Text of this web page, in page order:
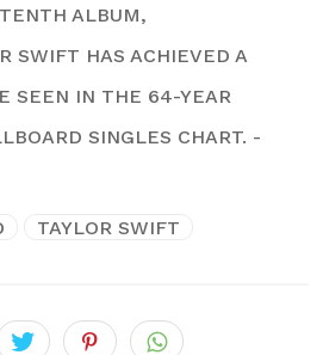
ALBUM,
SWIFT HAS ACHIEVED A
SEEN IN THE 64-YEAR
SINGLES CHART. -
TAYLOR SWIFT